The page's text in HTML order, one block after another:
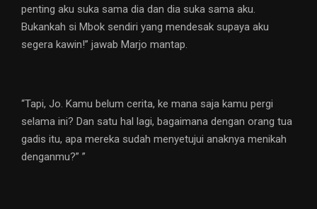
penting aku suka sama dia dan dia suka sama aku.
Bukankah si Mbok sendiri yang mendesak supaya aku
segera kawin!” jawab Marjo mantap.
“Tapi, Jo. Kamu belum cerita, ke mana saja kamu pergi
selama ini? Dan satu hal lagi, bagaimana dengan orang tua
gadis itu, apa mereka sudah menyetujui anaknya menikah
denganmu?” ”